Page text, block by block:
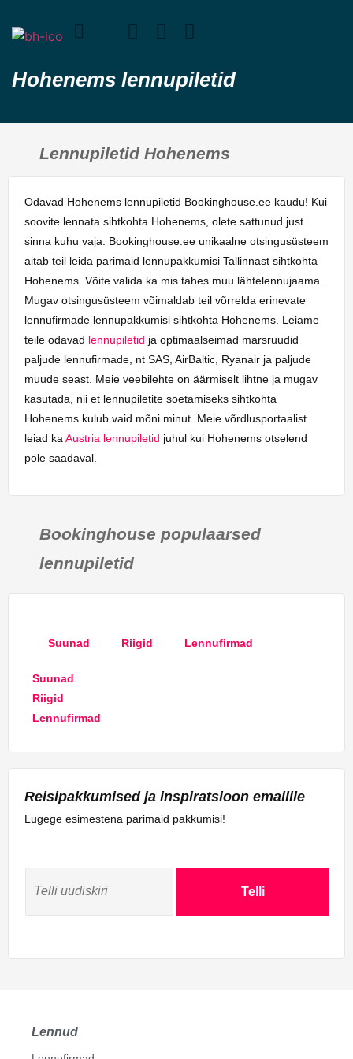
Hohenems lennupiletid
Lennupiletid Hohenems
Odavad Hohenems lennupiletid Bookinghouse.ee kaudu! Kui
soovite lennata sihtkohta Hohenems, olete sattunud just
sinna kuhu vaja. Bookinghouse.ee unikaalne otsingusüsteem
aitab teil leida parimaid lennupakkumisi Tallinnast sihtkohta
Hohenems. Võite valida ka mis tahes muu lähtelennujaama.
Mugav otsingusüsteem võimaldab teil võrrelda erinevate
lennufirmade lennupakkumisi sihtkohta Hohenems. Leiame
teile odavad lennupiletid ja optimaalseimad marsruudid
paljude lennufirmade, nt SAS, AirBaltic, Ryanair ja paljude
muude seast. Meie veebilehte on äärmiselt lihtne ja mugav
kasutada, nii et lennupiletite soetamiseks sihtkohta
Hohenems kulub vaid mõni minut. Meie võrdlusportaalist
leiad ka Austria lennupiletid juhul kui Hohenems otselend
pole saadaval.
Bookinghouse populaarsed
lennupiletid
Suunad Riigid Lennufirmad
Suunad
Riigid
Lennufirmad
Reisipakkumised ja inspiratsioon emailile
Lugege esimestena parimaid pakkumisi!
Telli
Lennud